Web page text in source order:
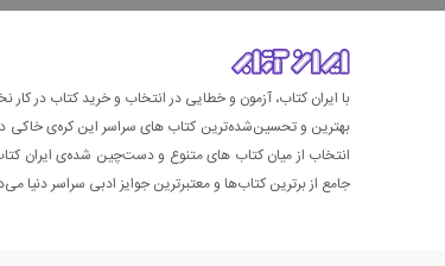
با ایران کتاب، آزمون و خطایی در انتخاب و خرید کتاب در کار
بهترین و تحسین‌شده‌ترین کتاب‌ های سراسر این کره‌ی خاکی در
انتخاب از میان کتاب های متنوع و دست‌چین شده‌ی ایران
جامع از برترین کتاب‌ها و معتبرترین جوایز ادبی سراسر دنیا